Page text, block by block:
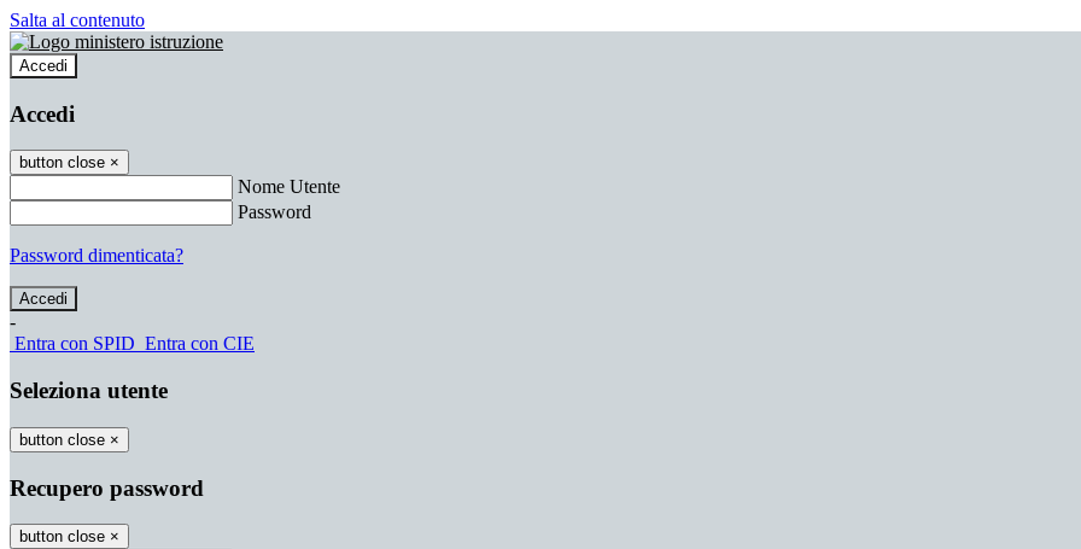
Salta al contenuto
Accedi
Accedi
button close ×
Nome Utente
Password
Password dimenticata?
-
Entra con SPID Entra con CIE
Seleziona utente
button close ×
Recupero password
button close ×